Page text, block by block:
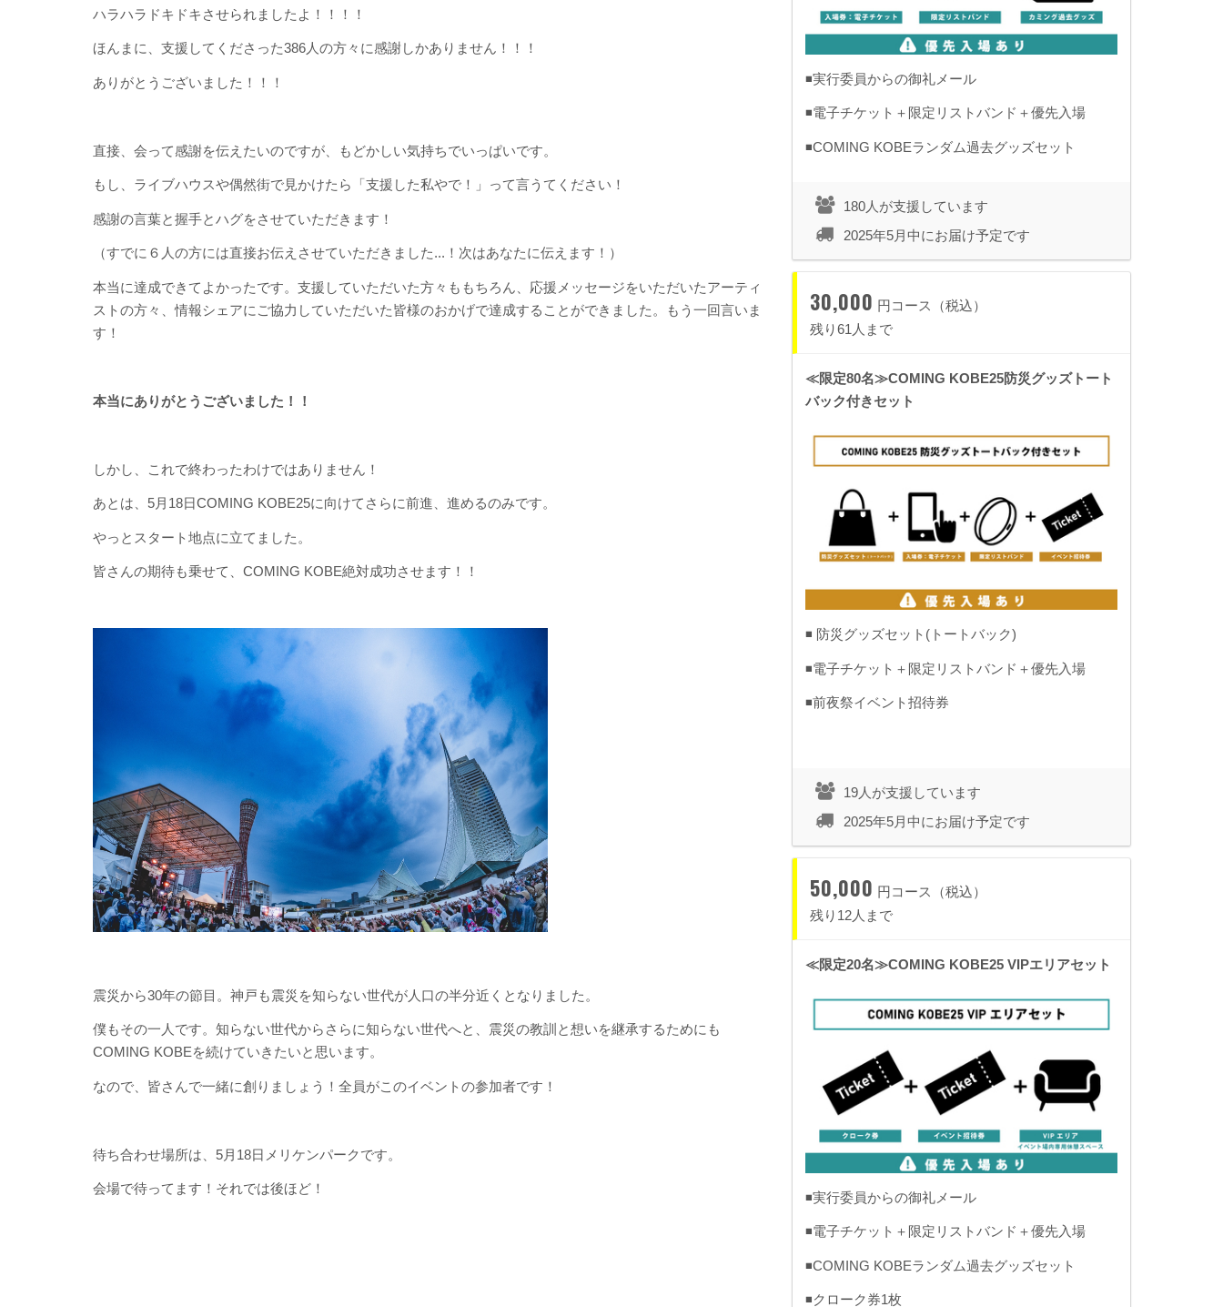
ハラハラドキドキさせられましたよ！！！！
ほんまに、支援してくださった386人の方々に感謝しかありません！！！
ありがとうございました！！！
直接、会って感謝を伝えたいのですが、もどかしい気持ちでいっぱいです。
もし、ライブハウスや偶然街で見かけたら「支援した私やで！」って言うてください！
感謝の言葉と握手とハグをさせていただきます！
（すでに６人の方には直接お伝えさせていただきました...！次はあなたに伝えます！）
本当に達成できてよかったです。支援していただいた方々ももちろん、応援メッセージをいただいたアーティ
ストの方々、情報シェアにご協力していただいた皆様のおかげで達成することができました。もう一回言いま
す！
本当にありがとうございました！！
しかし、これで終わったわけではありません！
あとは、5月18日COMING KOBE25に向けてさらに前進、進めるのみです。
やっとスタート地点に立てました。
皆さんの期待も乗せて、COMING KOBE絶対成功させます！！
震災から30年の節目。神戸も震災を知らない世代が人口の半分近くとなりました。
僕もその一人です。知らない世代からさらに知らない世代へと、震災の教訓と想いを継承するためにも
COMING KOBEを続けていきたいと思います。
なので、皆さんで一緒に創りましょう！全員がこのイベントの参加者です！
待ち合わせ場所は、5月18日メリケンパークです。
会場で待ってます！それでは後ほど！
◾️実行委員からの御礼メール
◾️電子チケット＋限定リストバンド＋優先入場
◾️COMING KOBEランダム過去グッズセット
180人が支援しています
2025年5月中にお届け予定です
30,000 円コース（税込）
残り61人まで
≪限定80名≫COMING KOBE25防災グッズトート
バック付きセット
◾️ 防災グッズセット(トートバック)
◾️電子チケット＋限定リストバンド＋優先入場
◾️前夜祭イベント招待券
19人が支援しています
2025年5月中にお届け予定です
50,000 円コース（税込）
残り12人まで
≪限定20名≫COMING KOBE25 VIPエリアセット
◾️実行委員からの御礼メール
◾️電子チケット＋限定リストバンド＋優先入場
◾️COMING KOBEランダム過去グッズセット
◾️クローク券1枚